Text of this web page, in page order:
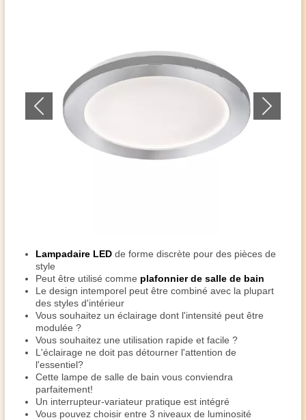
Lampadaire LED de forme discrète pour des pièces de
style
Peut être utilisé comme plafonnier de salle de bain
Le design intemporel peut être combiné avec la plupart
des styles d'intérieur
Vous souhaitez un éclairage dont l'intensité peut être
modulée ?
Vous souhaitez une utilisation rapide et facile ?
L'éclairage ne doit pas détourner l'attention de
l'essentiel?
Cette lampe de salle de bain vous conviendra
parfaitement!
Un interrupteur-variateur pratique est intégré
Vous pouvez choisir entre 3 niveaux de luminosité